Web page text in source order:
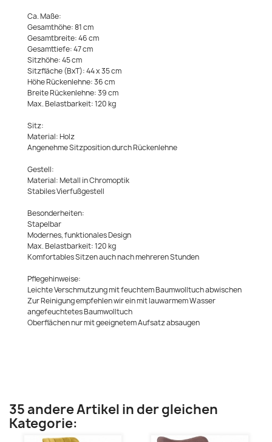
Ca. Maße:
Gesamthöhe: 81 cm
Gesamtbreite: 46 cm
Gesamttiefe: 47 cm
Sitzhöhe: 45 cm
Sitzfläche (BxT): 44 x 35 cm
Höhe Rückenlehne: 36 cm
Breite Rückenlehne: 39 cm
Max. Belastbarkeit: 120 kg
Sitz:
Material: Holz
Angenehme Sitzposition durch Rückenlehne
Gestell:
Material: Metall in Chromoptik
Stabiles Vierfußgestell
Besonderheiten:
Stapelbar
Modernes, funktionales Design
Max. Belastbarkeit: 120 kg
Komfortables Sitzen auch nach mehreren Stunden
Pflegehinweise:
Leichte Verschmutzung mit feuchtem Baumwolltuch abwischen
Zur Reinigung empfehlen wir ein mit lauwarmem Wasser
angefeuchtetes Baumwolltuch
Oberflächen nur mit geeignetem Aufsatz absaugen
35 andere Artikel in der gleichen
Kategorie: